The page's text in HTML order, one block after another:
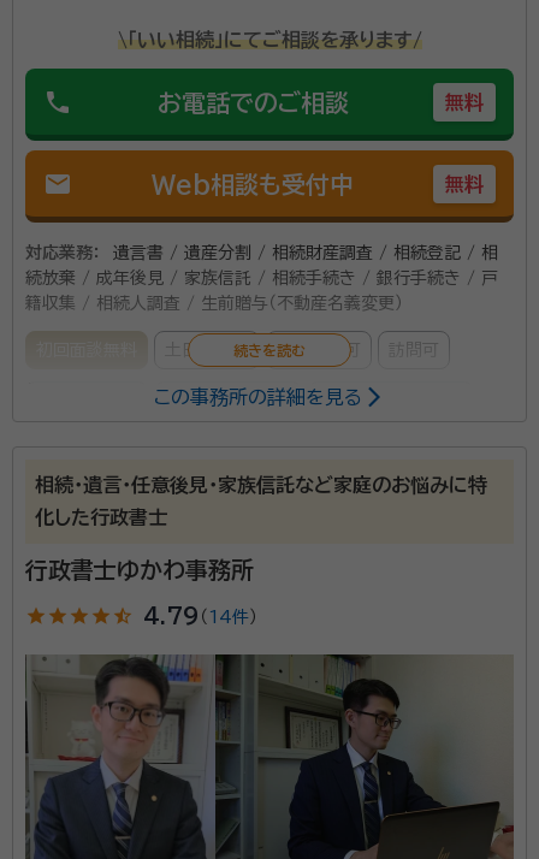
\「いい相続」にてご相談を承ります/
phone お電話でのご相談 無料
mail Web相談も受付中 無料
対応業務：
遺言書 / 遺産分割 / 相続財産調査 / 相続登記 / 相
続放棄 / 成年後見 / 家族信託 / 相続手続き / 銀行手続き / 戸
籍収集 / 相続人調査 / 生前贈与（不動産名義変更）
土日相談可 電話相談可 訪問可
オンライン面談可 女性スタッフ対応可
経歴： 福島県出身、茨城県つくば市在住。家族は妻と一男一女。都内司法
書士法人に司法書士として勤務後、CBRE株式会社の鑑定部門にて、J-
REIT、上場インフラファンドなどの証券化不動産の鑑定評価業務に従事。
早稲田大学法学部卒。
北海道出身、東京都在住。家族は夫と一男一女。北海道新聞社記者
として勤務後、夫の転勤に伴い東京で編集系の仕事に従事。法律を学び直
し2023年開業。北海道大学法学部卒。
青山REAX土地家屋調査士事務所代表、土地家屋調査士・
測量士補
経歴：
東京都中野区出身、同区在住。都内司法書士法人に勤務後、都内土
地家屋調査士法人にて不動産の表示に関する登記や土地の境界確認手続
きなどの調査・測量業務に従事。その後独立を経て現在に至る。明治大学
この事務所の詳細を見る
相続・遺言・任意後見・家族信託など家庭のお悩みに特
化した行政書士
行政書士ゆかわ事務所
star star star star star_half 4.79 （ 14件 ）